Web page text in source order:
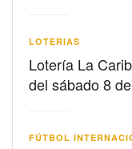
LOTERIAS
Lotería La
del sábado 8
FÚTBOL